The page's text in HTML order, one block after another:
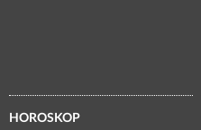
HOROSKOP